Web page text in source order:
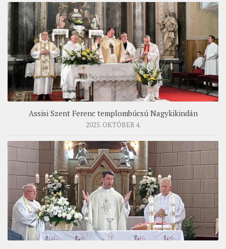
Assisi Szent Ferenc templombúcsú Nagykikindán
2025. OKTÓBER 4.